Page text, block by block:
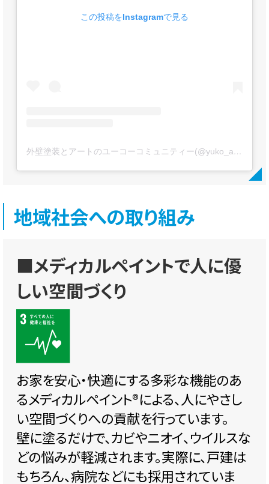
この投稿をInstagramで見る
外壁塗装とアートのユーコーコミュニティー(@yuko_artpaint)がシェアした投稿
地域社会への取り組み
■メディカルペイントで人に優
しい空間づくり
お家を安心・快適にする多彩な機能のあ
るメディカルペイント®️による、人にやさし
い空間づくりへの貢献を行っています。
壁に塗るだけで、カビやニオイ、ウイルスな
どの悩みが軽減されます。実際に、戸建は
もちろん、病院などにも採用されていま